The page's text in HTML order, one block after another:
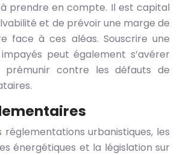
prendre en compte. Il est capital
et de prévoir une marge de
face à ces aléas. Souscrire une
peut également s’avérer
prémunir contre les défauts de
réglementations urbanistiques, les
énergétiques et la législation sur